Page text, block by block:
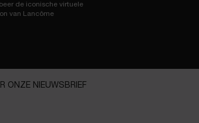
de iconische virtuele
van Lancôme
ONZE NIEUWSBRIEF